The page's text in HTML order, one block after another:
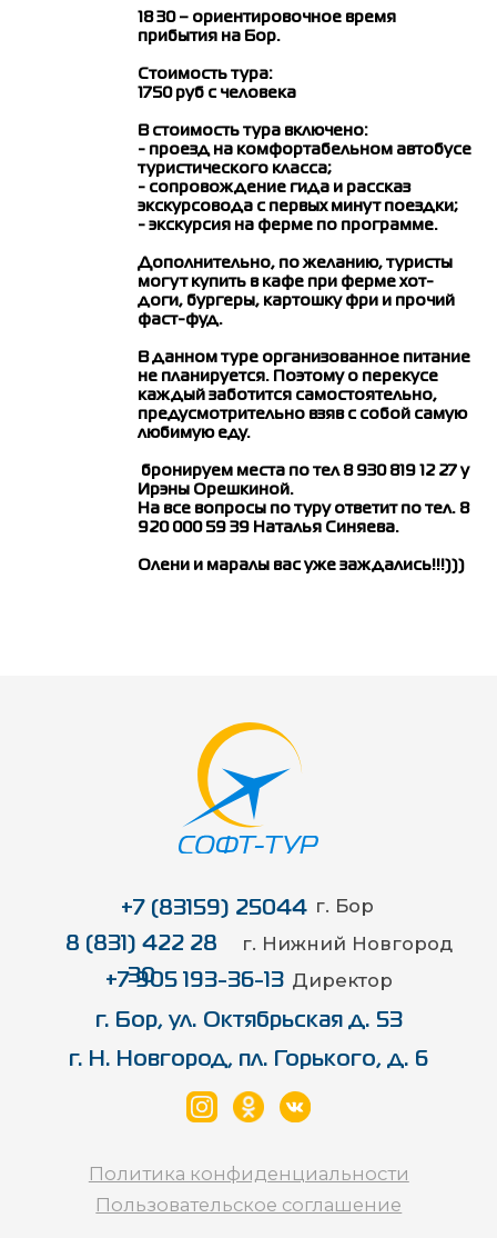
18 30 – ориентировочное время
прибытия на Бор.
Стоимость тура:
1750 руб с человека
В стоимость тура включено:
- проезд на комфортабельном автобусе
туристического класса;
- сопровождение гида и рассказ
экскурсовода с первых минут поездки;
- экскурсия на ферме по программе.
Дополнительно, по желанию, туристы
могут купить в кафе при ферме хот-
доги, бургеры, картошку фри и прочий
фаст-фуд.
В данном туре организованное питание
не планируется. Поэтому о перекусе
каждый заботится самостоятельно,
предусмотрительно взяв с собой самую
любимую еду.
бронируем места по тел8 930 819 12 27у
Ирэны Орешкиной.
На все вопросы по туру ответит по тел. 8
920 000 59 39 Наталья Синяева.
Олени и маралы вас уже заждались!!!)))
Пользовательское соглашение